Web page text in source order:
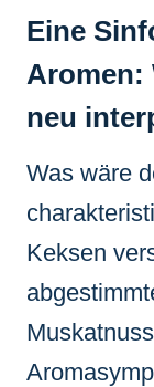
Eine
Aromen:
neu
Was wäre
Keksen